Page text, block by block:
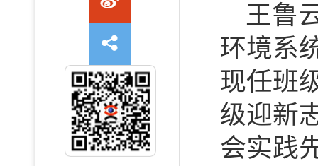
王鲁
环境系
现任班
级迎新
会实践